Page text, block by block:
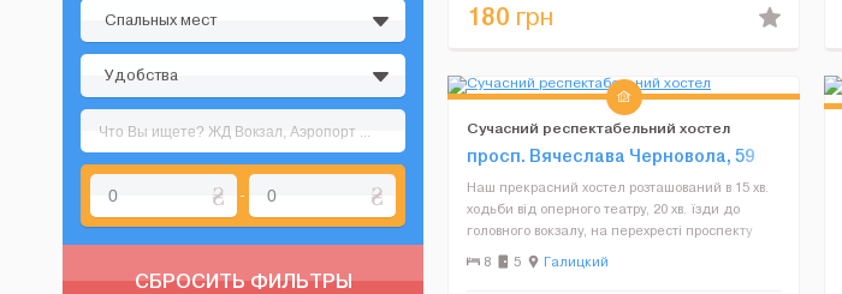
Спальных мест
Удобства
-
СБРОСИТЬ ФИЛЬТРЫ
180 грн
Сучасний респектабельний хостел
просп. Вячеслава Черновола, 59
Наш прекрасний хостел розташований в 15 хв.
ходьби від оперного театру, 20 хв. їзди до
головного вокзалу, на перехресті проспекту
Чорновола та вулиці Липинського. Поблизу
АШАН, багато торгових точок. До послуг гостей
8 5 Галицкий